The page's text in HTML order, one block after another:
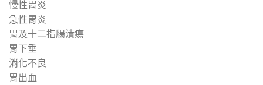
慢性胃炎
急性胃炎
胃及十二指腸潰瘍
胃下垂
消化不良
胃出血